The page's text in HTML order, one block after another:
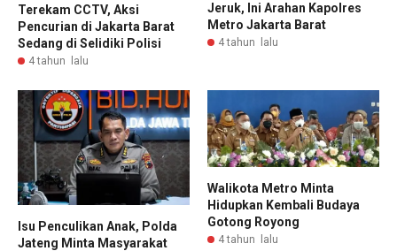
Terekam CCTV, Aksi
Pencurian di Jakarta Barat
Sedang di Selidiki Polisi
4 tahun lalu
Jeruk, Ini Arahan Kapolres
Metro Jakarta Barat
4 tahun lalu
Isu Penculikan Anak, Polda
Jateng Minta Masyarakat
Walikota Metro Minta
Hidupkan Kembali Budaya
Gotong Royong
4 tahun lalu